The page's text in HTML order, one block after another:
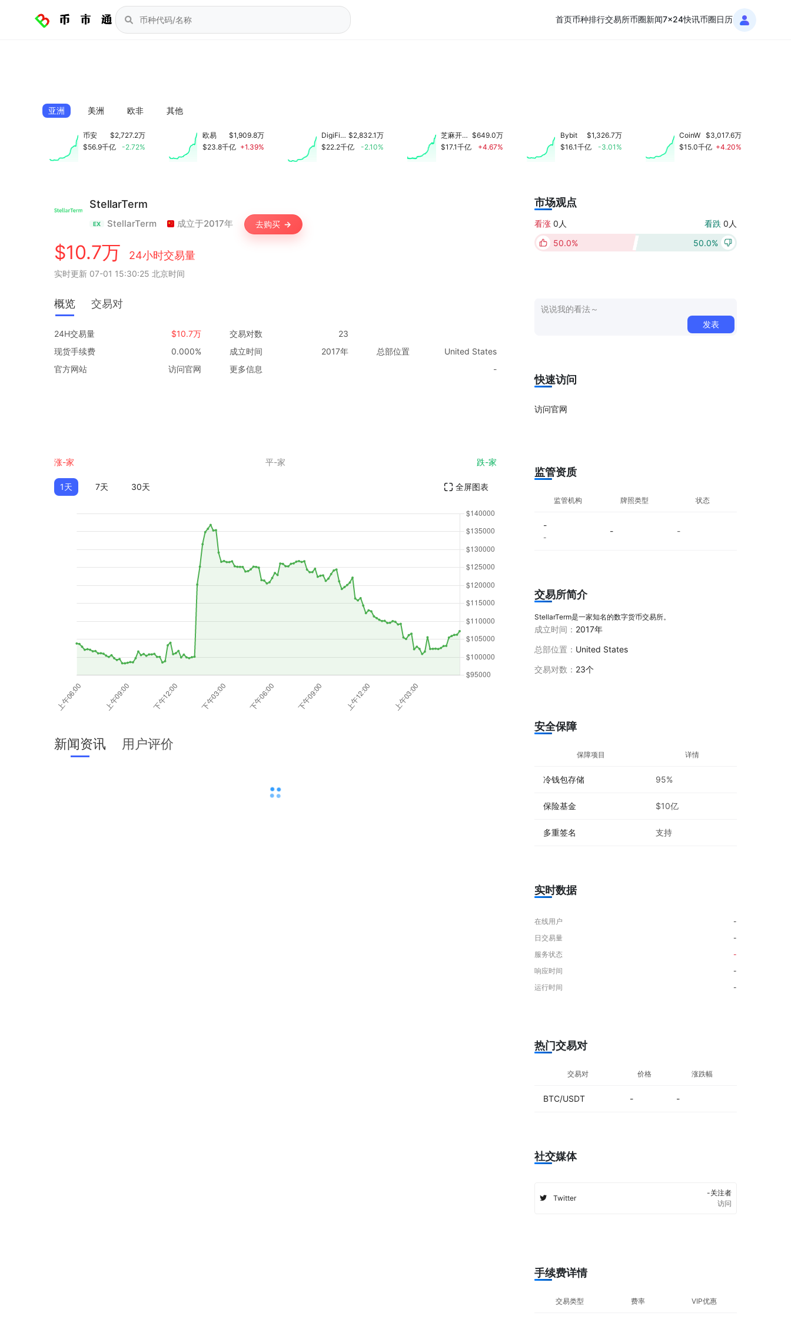
首页币种排行交易所币圈新闻7x24快讯币圈日历
亚洲 美洲 欧非 其他
$2,727.2万
币安
-2.72%
$56.9千亿
$1,909.8万
欧易
+1.39%
$23.8千亿
$2,832.1万
DigiFinex
-2.10%
$22.2千亿
$649.0万
芝麻开门(大门)
+4.67%
$17.1千亿
$1,326.7万
Bybit
-3.01%
$16.1千亿
$3,017.6万
CoinW
+4.20%
$15.0千亿
StellarTerm
EX StellarTerm 成立于2017年 去购买
$10.7万 24小时交易量
实时更新 07-01 15:30:25 北京时间
概览 交易对
$10.7万
24H交易量 23
交易对数
0.000%
现货手续费 2017年
成立时间 United States
总部位置
访问官网
官方网站 -
更多信息
涨-家 跌-家
平-家
全屏图表
1天 7天 30天
新闻资讯 用户评价
市场观点
看跌 0人
看涨 0人
50.0%
50.0%
发表
0/500
点击上方按钮进行投票（每日限投一次）
快速访问
访问官网
监管资质
监管机构 牌照类型 状态
-
-
- -
交易所简介
StellarTerm是一家知名的数字货币交易所。
成立时间： 2017年
总部位置： United States
交易对数： 23个
安全保障
保障项目 详情
冷钱包存储 95%
保险基金 $10亿
多重签名 支持
实时数据
在线用户
-
日交易量
-
服务状态
-
响应时间
-
运行时间
-
热门交易对
交易对 价格 涨跌幅
BTC/USDT - -
社交媒体
Twitter
-关注者
访问
手续费详情
交易类型 费率 VIP优惠